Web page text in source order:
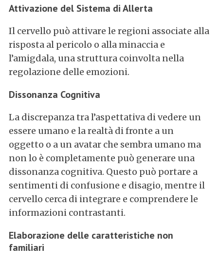
Attivazione del Sistema di Allerta
Il cervello può attivare le regioni associate alla
risposta al pericolo o alla minaccia e
l’amigdala, una struttura coinvolta nella
regolazione delle emozioni.
Dissonanza Cognitiva
La discrepanza tra l’aspettativa di vedere un
essere umano e la realtà di fronte a un
oggetto o a un avatar che sembra umano ma
non lo è completamente può generare una
dissonanza cognitiva. Questo può portare a
sentimenti di confusione e disagio, mentre il
cervello cerca di integrare e comprendere le
informazioni contrastanti.
Elaborazione delle caratteristiche non
familiari